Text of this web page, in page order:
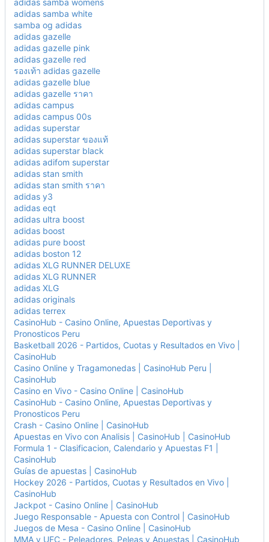
adidas samba womens
adidas samba white
samba og adidas
adidas gazelle
adidas gazelle pink
adidas gazelle red
รองเท้า adidas gazelle
adidas gazelle blue
adidas gazelle ราคา
adidas campus
adidas campus 00s
adidas superstar
adidas superstar ของแท้
adidas superstar black
adidas adifom superstar
adidas stan smith
adidas stan smith ราคา
adidas y3
adidas eqt
adidas ultra boost
adidas boost
adidas pure boost
adidas boston 12
adidas XLG RUNNER DELUXE
adidas XLG RUNNER
adidas XLG
adidas originals
adidas terrex
CasinoHub - Casino Online, Apuestas Deportivas y
Pronosticos Peru
Basketball 2026 - Partidos, Cuotas y Resultados en Vivo |
CasinoHub
Casino Online y Tragamonedas | CasinoHub Peru |
CasinoHub
Casino en Vivo - Casino Online | CasinoHub
CasinoHub - Casino Online, Apuestas Deportivas y
Pronosticos Peru
Crash - Casino Online | CasinoHub
Apuestas en Vivo con Analisis | CasinoHub | CasinoHub
Formula 1 - Clasificacion, Calendario y Apuestas F1 |
CasinoHub
Guías de apuestas | CasinoHub
Hockey 2026 - Partidos, Cuotas y Resultados en Vivo |
CasinoHub
Jackpot - Casino Online | CasinoHub
Juego Responsable - Apuesta con Control | CasinoHub
Juegos de Mesa - Casino Online | CasinoHub
MMA y UFC - Peleadores, Peleas y Apuestas | CasinoHub